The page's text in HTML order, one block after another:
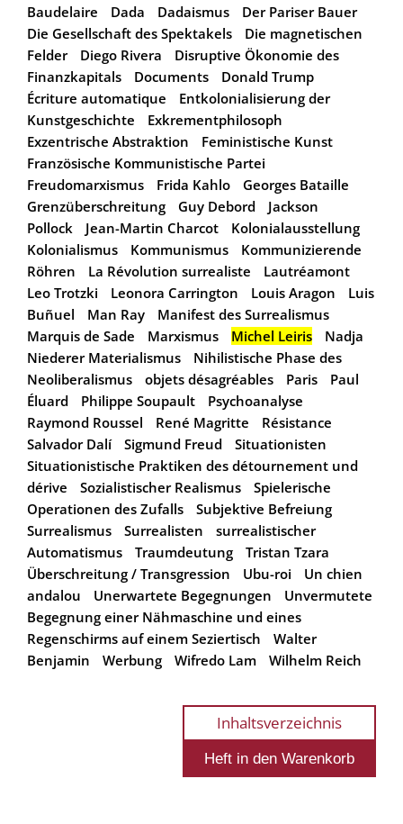
Baudelaire
Dada Dadaismus
Der Pariser Bauer
Die Gesellschaft des Spektakels
Die magnetischen
Felder
Diego Rivera
Disruptive Ökonomie des
Finanzkapitals
Documents
Donald Trump
Écriture automatique
Entkolonialisierung der
Kunstgeschichte
Exkrementphilosoph
Exzentrische Abstraktion
Feministische Kunst
Französische Kommunistische Partei
Freudomarxismus
Frida Kahlo
Georges Bataille
Grenzüberschreitung
Guy Debord
Jackson
Pollock
Jean-Martin Charcot
Kolonialausstellung
Kolonialismus
Kommunismus
Kommunizierende
Röhren
La Révolution surrealiste
Lautréamont
Leo Trotzki
Leonora Carrington Louis Aragon
Luis
Buñuel
Man Ray
Manifest des Surrealismus
Marquis de Sade
Marxismus Michel Leiris
Nadja
Niederer Materialismus
Nihilistische Phase des
Neoliberalismus
objets désagréables Paris
Paul
Éluard
Philippe Soupault
Psychoanalyse
Raymond Roussel
René Magritte
Résistance
Salvador Dalí
Sigmund Freud
Situationisten
Situationistische Praktiken des détournement und
dérive
Sozialistischer Realismus
Spielerische
Operationen des Zufalls
Subjektive Befreiung
Surrealismus
Surrealisten
surrealistischer
Automatismus
Traumdeutung
Tristan Tzara
Überschreitung / Transgression
Ubu-roi
Un chien
andalou
Unerwartete Begegnungen
Unvermutete
Begegnung einer Nähmaschine und eines
Regenschirms auf einem Seziertisch
Walter
Benjamin
Werbung Wifredo Lam Wilhelm Reich
Inhaltsverzeichnis